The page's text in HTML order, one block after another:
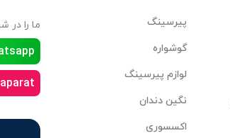
پیرسینگ
گوشواره
لوازم پیرسینگ
نگین دندان
اکسسوری
ما را در
aparat